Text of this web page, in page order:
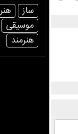
ساز هنر
موسیقی
هنرمند